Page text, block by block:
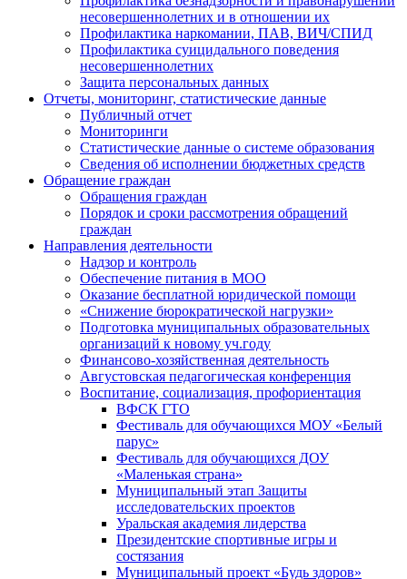
несовершеннолетних и в отношении их
Профилактика наркомании, ПАВ, ВИЧ/СПИД
Профилактика суицидального поведения
несовершеннолетних
Защита персональных данных
Отчеты, мониторинг, статистические данные
Публичный отчет
Мониторинги
Статистические данные о системе образования
Сведения об исполнении бюджетных средств
Обращение граждан
Обращения граждан
Порядок и сроки рассмотрения обращений
граждан
Направления деятельности
Надзор и контроль
Обеспечение питания в МОО
Оказание бесплатной юридической помощи
«Снижение бюрократической нагрузки»
Подготовка муниципальных образовательных
организаций к новому уч.году
Финансово-хозяйственная деятельность
Августовская педагогическая конференция
Воспитание, социализация, профориентация
ВФСК ГТО
Фестиваль для обучающихся МОУ «Белый
парус»
Фестиваль для обучающихся ДОУ
«Маленькая страна»
Муниципальный этап Защиты
исследовательских проектов
Уральская академия лидерства
Президентские спортивные игры и
состязания
Муниципальный проект «Будь здоров»